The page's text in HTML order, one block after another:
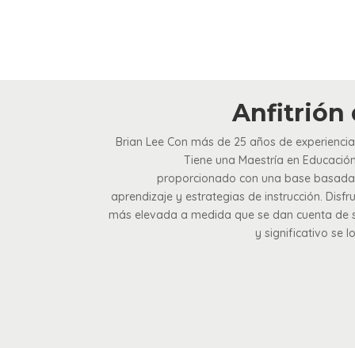
Anfitrión
Brian Lee Con más de 25 años de
Tiene una Maestría en
proporcionado con una base
aprendizaje y estrategias de instrucción.
más elevada a medida que se dan cuenta
y significativo se